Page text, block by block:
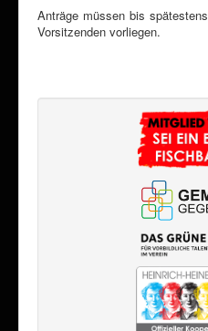
Anträge müssen bis
Vorsitzenden vorliegen.